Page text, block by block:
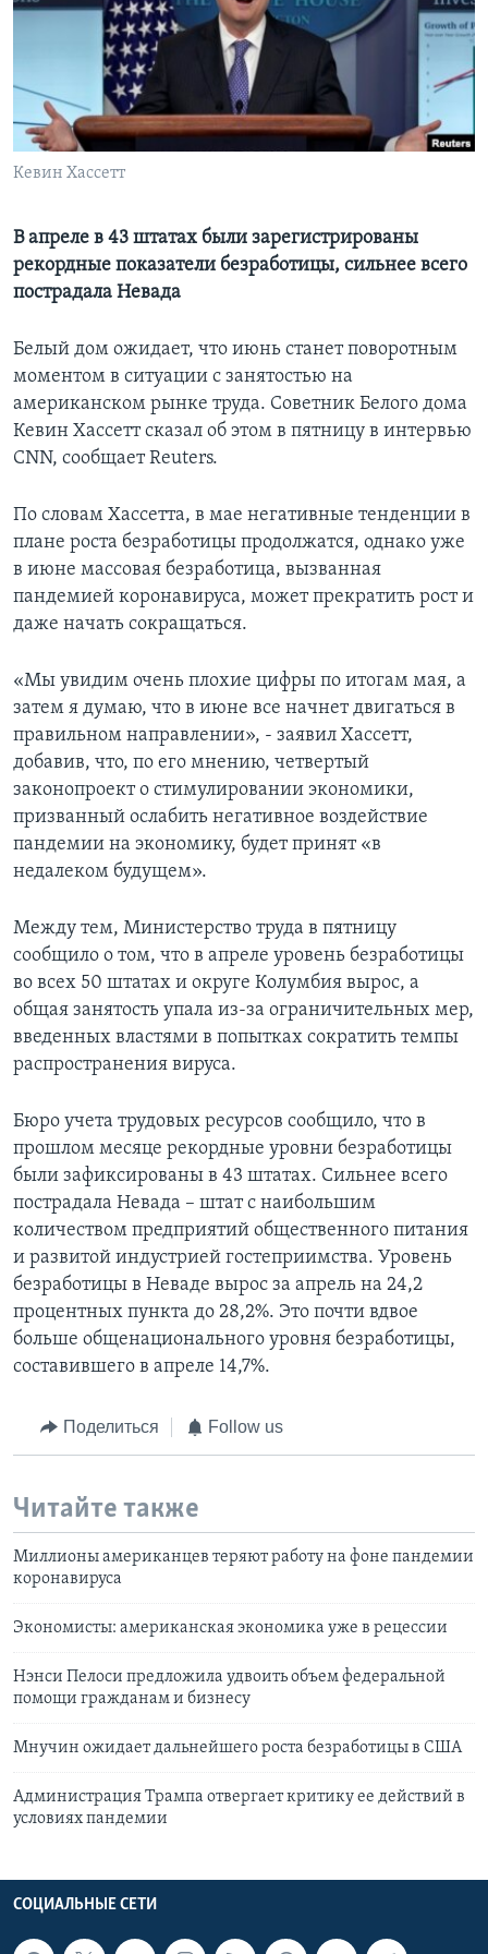
Learning English
СОЦИАЛЬНЫЕ СЕТИ
Кевин Хассетт
В апреле в 43 штатах были зарегистрированы
рекордные показатели безработицы, сильнее всего
пострадала Невада
Белый дом ожидает, что июнь станет поворотным
моментом в ситуации с занятостью на
американском рынке труда. Советник Белого дома
Кевин Хассетт сказал об этом в пятницу в интервью
CNN, сообщает Reuters.
По словам Хассетта, в мае негативные тенденции в
плане роста безработицы продолжатся, однако уже
в июне массовая безработица, вызванная
пандемией коронавируса, может прекратить рост и
даже начать сокращаться.
«Мы увидим очень плохие цифры по итогам мая, а
затем я думаю, что в июне все начнет двигаться в
правильном направлении», - заявил Хассетт,
добавив, что, по его мнению, четвертый
законопроект о стимулировании экономики,
призванный ослабить негативное воздействие
пандемии на экономику, будет принят «в
недалеком будущем».
Между тем, Министерство труда в пятницу
сообщило о том, что в апреле уровень безработицы
во всех 50 штатах и округе Колумбия вырос, а
общая занятость упала из-за ограничительных мер,
введенных властями в попытках сократить темпы
распространения вируса.
Бюро учета трудовых ресурсов сообщило, что в
прошлом месяце рекордные уровни безработицы
были зафиксированы в 43 штатах. Сильнее всего
пострадала Невада – штат с наибольшим
количеством предприятий общественного питания
и развитой индустрией гостеприимства. Уровень
безработицы в Неваде вырос за апрель на 24,2
процентных пункта до 28,2%. Это почти вдвое
больше общенационального уровня безработицы,
составившего в апреле 14,7%.
Поделиться Follow us
Читайте также
Миллионы американцев теряют работу на фоне пандемии
коронавируса
Экономисты: американская экономика уже в рецессии
Нэнси Пелоси предложила удвоить объем федеральной
помощи гражданам и бизнесу
Мнучин ожидает дальнейшего роста безработицы в США
Администрация Трампа отвергает критику ее действий в
условиях пандемии
СОЦИАЛЬНЫЕ СЕТИ